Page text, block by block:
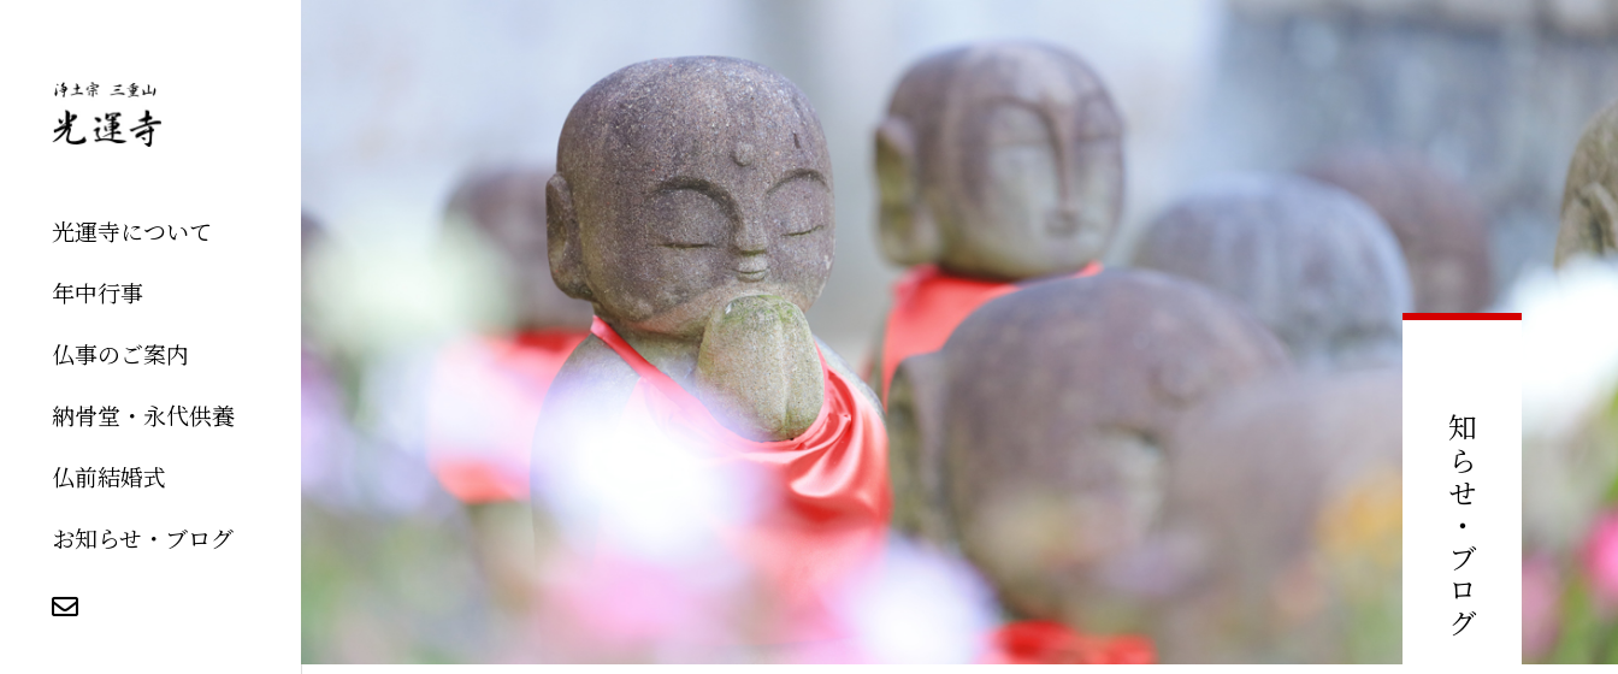
光運寺について
年中行事
仏事のご案内
納骨堂・永代供養
仏前結婚式
お知らせ・ブログ
お知らせ・ブログ